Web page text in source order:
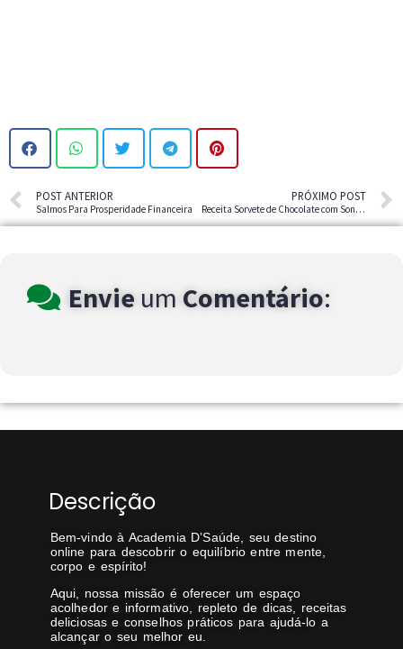
POST ANTERIOR
Salmos Para Prosperidade Financeira
PRÓXIMO POST
Receita Sorvete de Chocolate com Sonho de Valsa
Envie um Comentário:
Descrição
Bem-vindo à Academia D’Saúde, seu destino
online para descobrir o equilíbrio entre mente,
corpo e espírito!
Aqui, nossa missão é oferecer um espaço
acolhedor e informativo, repleto de dicas, receitas
deliciosas e conselhos práticos para ajudá-lo a
alcançar o seu melhor eu.